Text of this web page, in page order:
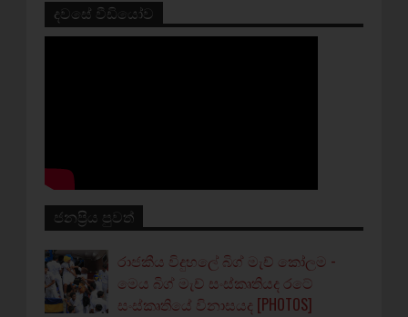
දවසේ වීඩියෝව
ජනප්‍රිය පුවත්
රාජකීය විදුහලේ බිග් මැච් කෝලම -
මෙය බිග් මැච් සංස්කෘතියද රටේ
සංස්කෘතියේ විනාසයද [PHOTOS]